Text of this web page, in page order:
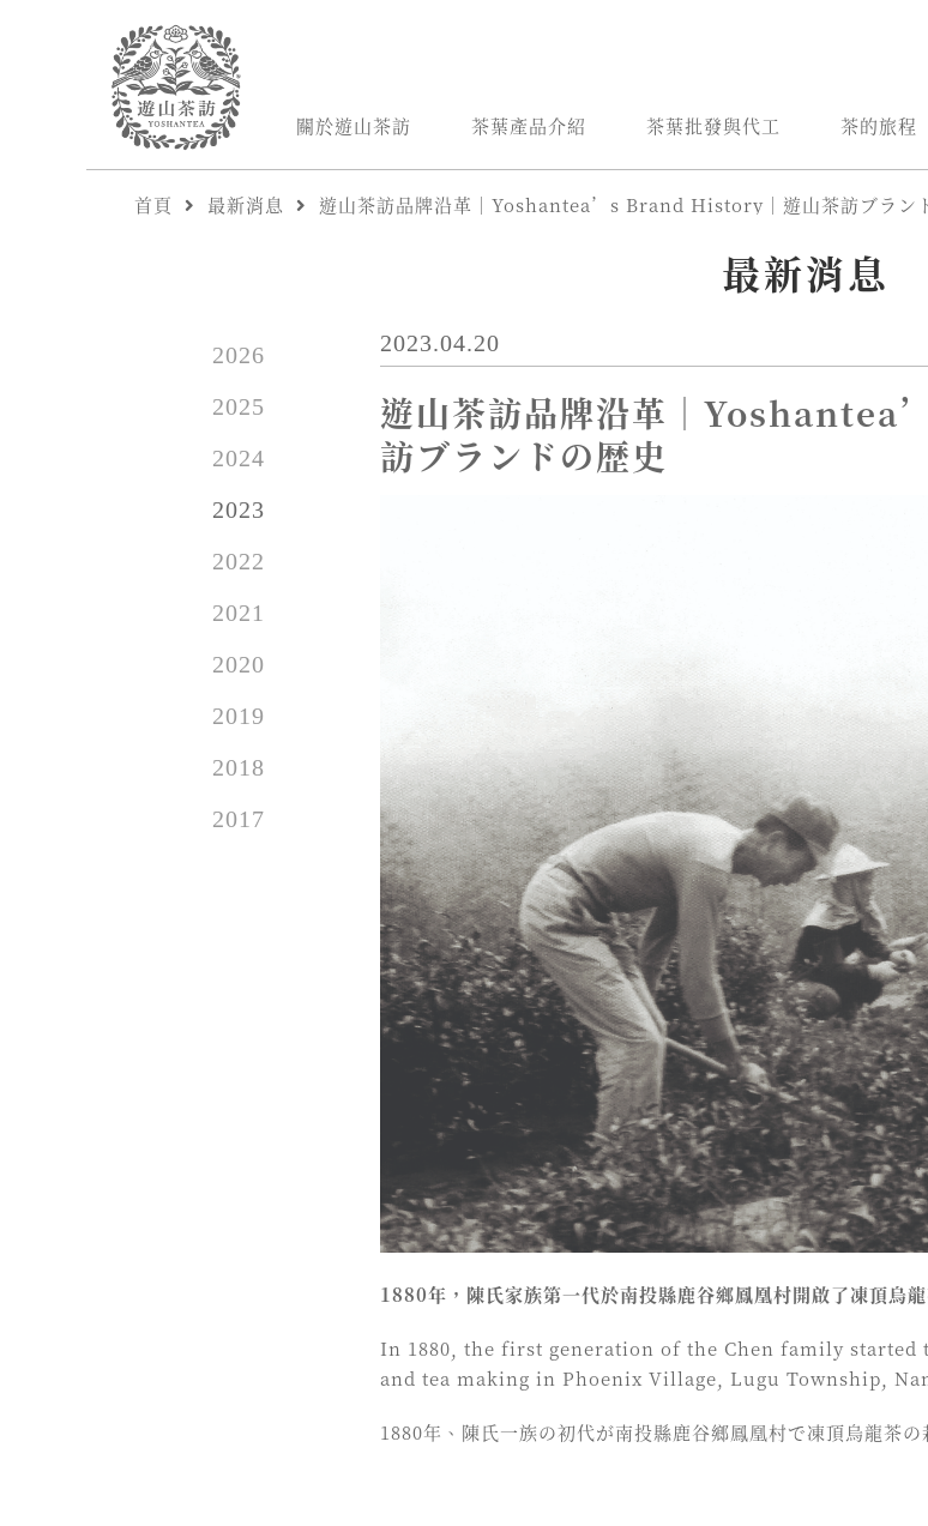
關於遊山茶訪 茶葉產品介紹 茶葉批發與代工 茶的旅程
首頁 最新消息 遊山茶訪品牌沿革｜Yoshantea’s Brand History｜遊山茶訪ブラン
最新消息
2026
2025
2024
2023
2022
2021
2020
2019
2018
2017
2023.04.20
遊山茶訪品牌沿革｜
訪ブランドの歴史
1880年，陳氏家族第一代於南投縣鹿谷鄉鳳凰村開啟了凍頂烏
In 1880, the first generation of the Chen family
and tea making in Phoenix Village, Lugu Township,
1880年、陳氏一族の初代が南投縣鹿谷鄉鳳凰村で凍頂烏龍茶の